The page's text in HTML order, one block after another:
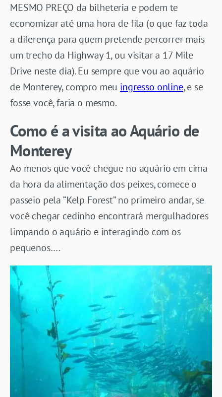
MESMO PREÇO da bilheteria e podem te
economizar até uma hora de fila (o que faz toda
a diferença para quem pretende percorrer mais
um trecho da Highway 1, ou visitar a 17 Mile
Drive neste dia). Eu sempre que vou ao aquário
de Monterey, compro meu ingresso online, e se
fosse você, faria o mesmo.
Como é a visita ao Aquário de
Monterey
Ao menos que você chegue no aquário em cima
da hora da alimentação dos peixes, comece o
passeio pela “Kelp Forest” no primeiro andar, se
você chegar cedinho encontrará mergulhadores
limpando o aquário e interagindo com os
pequenos….